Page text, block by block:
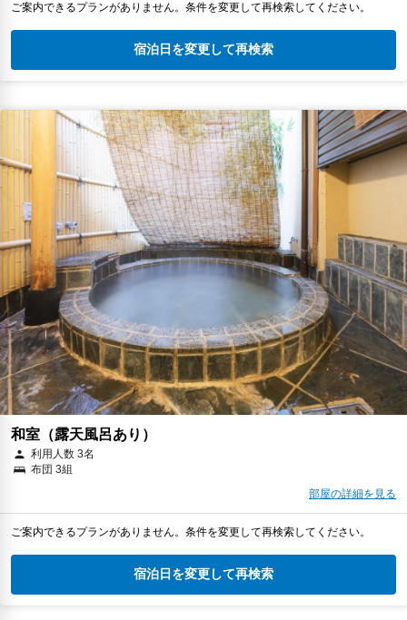
ご案内できるプランがありません。条件を変更して再検索してください。
宿泊日を変更して再検索
和室（露天風呂あり）
利用人数 3名
布団 3組
部屋の詳細を見る
ご案内できるプランがありません。条件を変更して再検索してください。
宿泊日を変更して再検索